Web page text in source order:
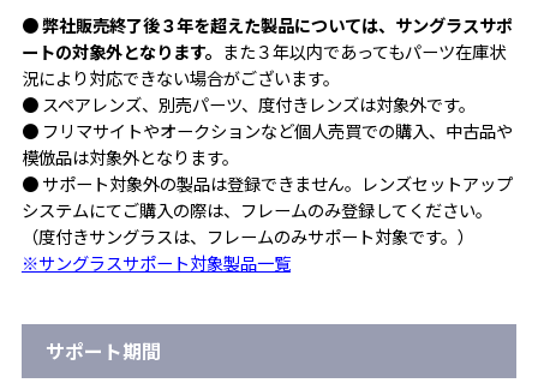
● 弊社販売終了後３年を超えた製品については、サングラスサポ
ートの対象外となります。 また３年以内であってもパーツ在庫状
況により対応できない場合がございます。
● スペアレンズ、別売パーツ、度付きレンズは対象外です。
● フリマサイトやオークションなど個人売買での購入、中古品や
模倣品は対象外となります。
● サポート対象外の製品は登録できません。レンズセットアップ
システムにてご購入の際は、フレームのみ登録してください。
（度付きサングラスは、フレームのみサポート対象です。）
※サングラスサポート対象製品一覧
サポート期間